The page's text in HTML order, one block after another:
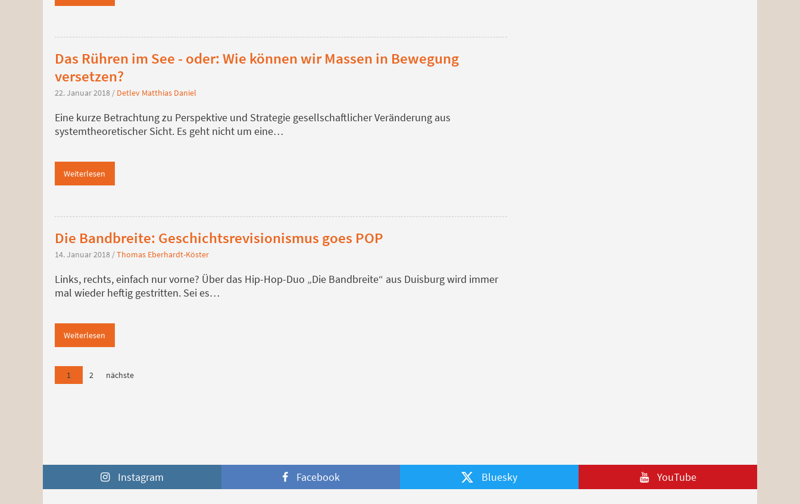
Das Rühren im See - oder: Wie können wir Massen in Bewegung
versetzen?
22. Januar 2018 / Detlev Matthias Daniel
Eine kurze Betrachtung zu Perspektive und Strategie gesellschaftlicher Veränderung aus
systemtheoretischer Sicht. Es geht nicht um eine…
Weiterlesen
Die Bandbreite: Geschichtsrevisionismus goes POP
14. Januar 2018 /Thomas Eberhardt-Köster
Links, rechts, einfach nur vorne? Über das Hip-Hop-Duo „Die Bandbreite“ aus Duisburg wird immer
mal wieder heftig gestritten. Sei es…
Weiterlesen
1 2 nächste
Instagram Facebook Bluesky YouTube